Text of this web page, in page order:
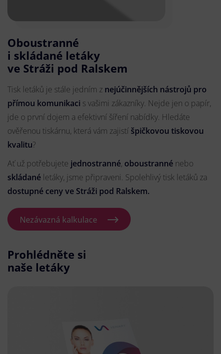
Oboustranné
i skládané letáky
ve Stráži pod Ralskem
Tisk letáků je stále jedním z nejúčinnějších nástrojů pro
přímou komunikaci s vašimi zákazníky. Nejde jen o papír,
jde o první dojem a efektivní šíření nabídky. Hledáte
ověřenou tiskárnu, která vám zajistí špičkovou tiskovou
kvalitu?
Ať už potřebujete jednostranné, oboustranné nebo
skládané letáky, jsme připraveni. Spolehlivý tisk letáků za
dostupné ceny ve Stráži pod Ralskem.
Nezávazná kalkulace
Prohlédněte si
naše letáky